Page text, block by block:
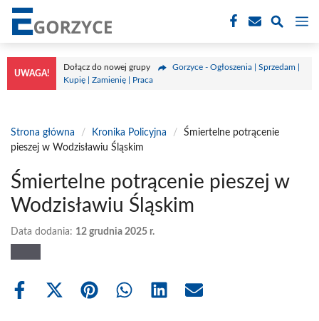
Przejdź
treści
UWAGA!
Dołącz do nowej grupy
Gorzyce - Ogłoszenia | Sprzedam |
Kupię | Zamienię | Praca
Strona główna / Kronika Policyjna /
Śmiertelne potrącenie
pieszej w Wodzisławiu Śląskim
Śmiertelne potrącenie pieszej w
Wodzisławiu Śląskim
Data dodania: 12 grudnia 2025 r.
Share
Share Share Share Share Share